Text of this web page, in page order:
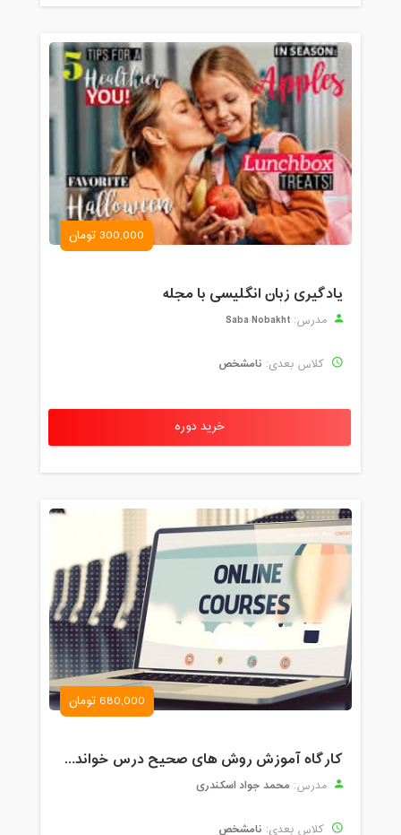
300,000 تومان
یادگیری زبان انگلیسی با مجله
مدرس: Saba Nobakht
کلاس بعدی: نامشخص
خرید دوره
680,000 تومان
کارگاه آموزش روش های صحیح درس خواندن همراه با یادگیری بدون فراموشی
مدرس: محمد جواد اسکندری
کلاس بعدی: نامشخص